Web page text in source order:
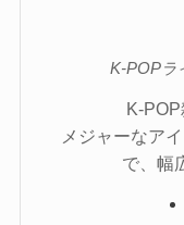
K-POPラ
K-POP
メジャーなア
で、幅